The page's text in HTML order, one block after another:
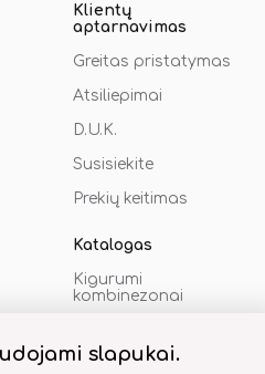
Klientų
aptarnavimas
Greitas pristatymas
Atsiliepimai
D.U.K.
Susisiekite
Prekių keitimas
Katalogas
Kigurumi
kombinezonai
Chalatai
slapukai.